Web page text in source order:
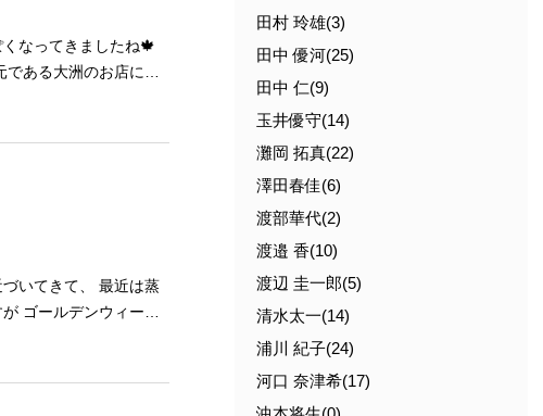
田村 玲雄(3)
田中 優河(25)
田中 仁(9)
玉井優守(14)
灘岡 拓真(22)
澤田春佳(6)
渡部華代(2)
渡邉 香(10)
渡辺 圭一郎(5)
清水太一(14)
浦川 紀子(24)
河口 奈津希(17)